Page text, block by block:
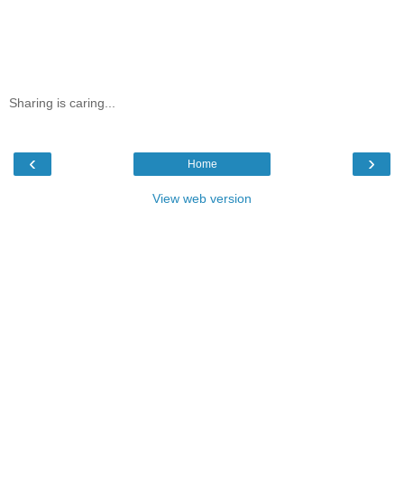
Sharing is caring...
‹ ›
Home
View web version